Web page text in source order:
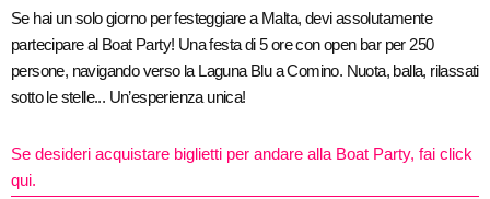
Se hai un solo giorno per festeggiare a Malta, devi assolutamente
partecipare al Boat Party! Una festa di 5 ore con open bar per 250
persone, navigando verso la Laguna Blu a Comino. Nuota, balla, rilassati
sotto le stelle... Un’esperienza unica!
Se desideri acquistare biglietti per andare alla Boat Party, fai click
qui.